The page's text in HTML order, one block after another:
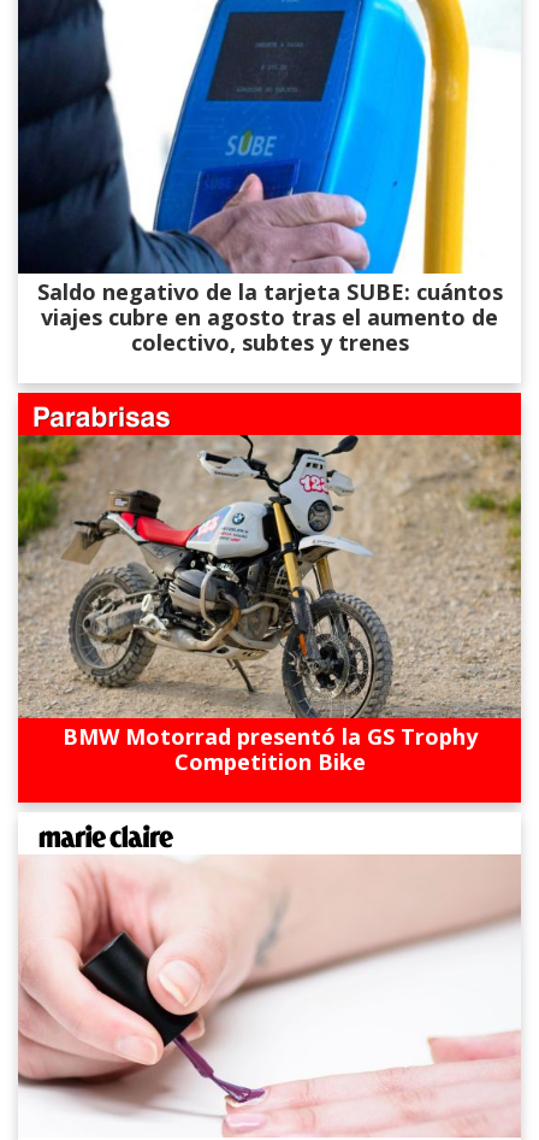
Saldo negativo de la tarjeta SUBE: cuántos
viajes cubre en agosto tras el aumento de
colectivo, subtes y trenes
BMW Motorrad presentó la GS Trophy
Competition Bike